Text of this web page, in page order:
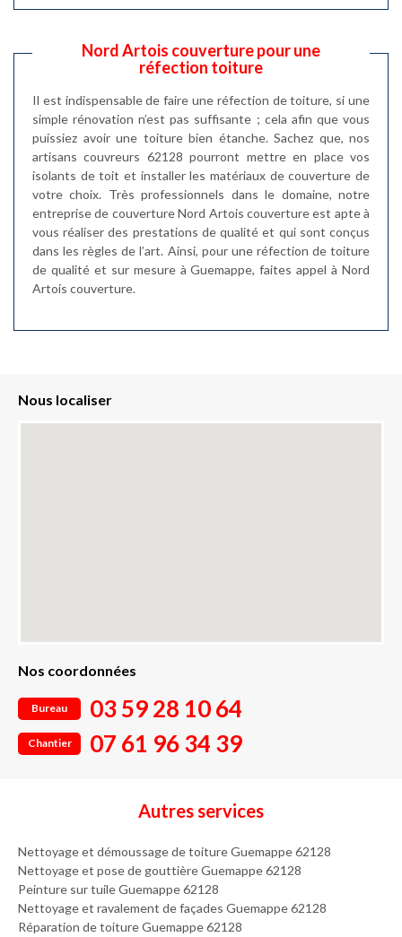
Nord Artois couverture pour une
réfection toiture
Il est indispensable de faire une réfection de toiture, si une
simple rénovation n’est pas suffisante ; cela afin que vous
puissiez avoir une toiture bien étanche. Sachez que, nos
artisans couvreurs 62128 pourront mettre en place vos
isolants de toit et installer les matériaux de couverture de
votre choix. Très professionnels dans le domaine, notre
entreprise de couverture Nord Artois couverture est apte à
vous réaliser des prestations de qualité et qui sont conçus
dans les règles de l’art. Ainsi, pour une réfection de toiture
de qualité et sur mesure à Guemappe, faites appel à Nord
Artois couverture.
Nous localiser
Nos coordonnées
Bureau 03 59 28 10 64
Chantier 07 61 96 34 39
Autres services
Nettoyage et démoussage de toiture Guemappe 62128
Nettoyage et pose de gouttière Guemappe 62128
Peinture sur tuile Guemappe 62128
Nettoyage et ravalement de façades Guemappe 62128
Réparation de toiture Guemappe 62128